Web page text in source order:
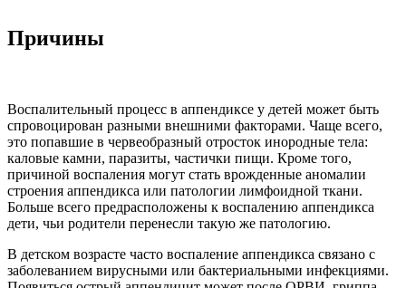
Причины
Воспалительный процесс в аппендиксе у детей может быть
спровоцирован разными внешними факторами. Чаще всего,
это попавшие в червеобразный отросток инородные тела:
каловые камни, паразиты, частички пищи. Кроме того,
причиной воспаления могут стать врожденные аномалии
строения аппендикса или патологии лимфоидной ткани.
Больше всего предрасположены к воспалению аппендикса
дети, чьи родители перенесли такую же патологию.
В детском возрасте часто воспаление аппендикса связано с
заболеванием вирусными или бактериальными инфекциями.